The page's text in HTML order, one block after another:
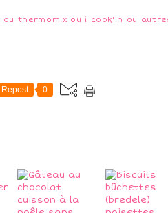
ou thermomix ou i cook'in ou
Repost 0